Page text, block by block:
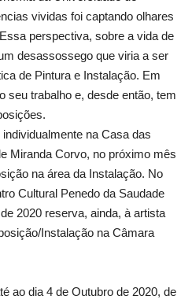
vividas foi captando olhares
perspectiva, sobre a vida de
desassossego que viria a ser
de Pintura e Instalação. Em
seu trabalho e, desde então, tem
na Casa das
Miranda Corvo, no próximo mês
na área da Instalação. No
Cultural Penedo da Saudade
2020 reserva, ainda, à artista
Instalação na Câmara
ao dia 4 de Outubro de 2020, de